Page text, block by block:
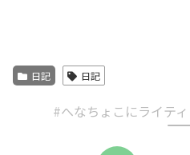
日記 日記
#へなちょこにライテ